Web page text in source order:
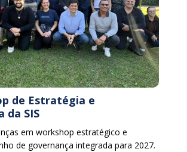
de Estratégia e
da SIS
em workshop estratégico e
de governança integrada para 2027.